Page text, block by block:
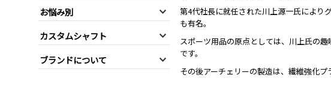
第4代社長に就任された川上源一氏により
も有名。
スポーツ用品の原点としては、川上氏の
です。
その後アーチェリーの製造は、繊維強化
お悩み別
カスタムシャフト
ブランドについて